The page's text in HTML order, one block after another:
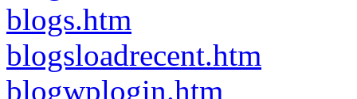
blogs.htm
blogsloadrecent.htm
blogwplogin.htm